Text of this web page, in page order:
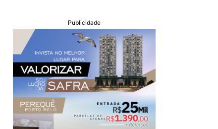
Publicidade